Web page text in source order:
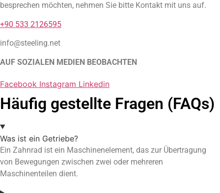
besprechen möchten, nehmen Sie bitte Kontakt mit uns auf.
+90 533 2126595
info@steeling.net
AUF SOZIALEN MEDIEN BEOBACHTEN
Facebook Instagram Linkedin
Häufig gestellte Fragen (FAQs)
Was ist ein Getriebe?
Ein Zahnrad ist ein Maschinenelement, das zur Übertragung
von Bewegungen zwischen zwei oder mehreren
Maschinenteilen dient.